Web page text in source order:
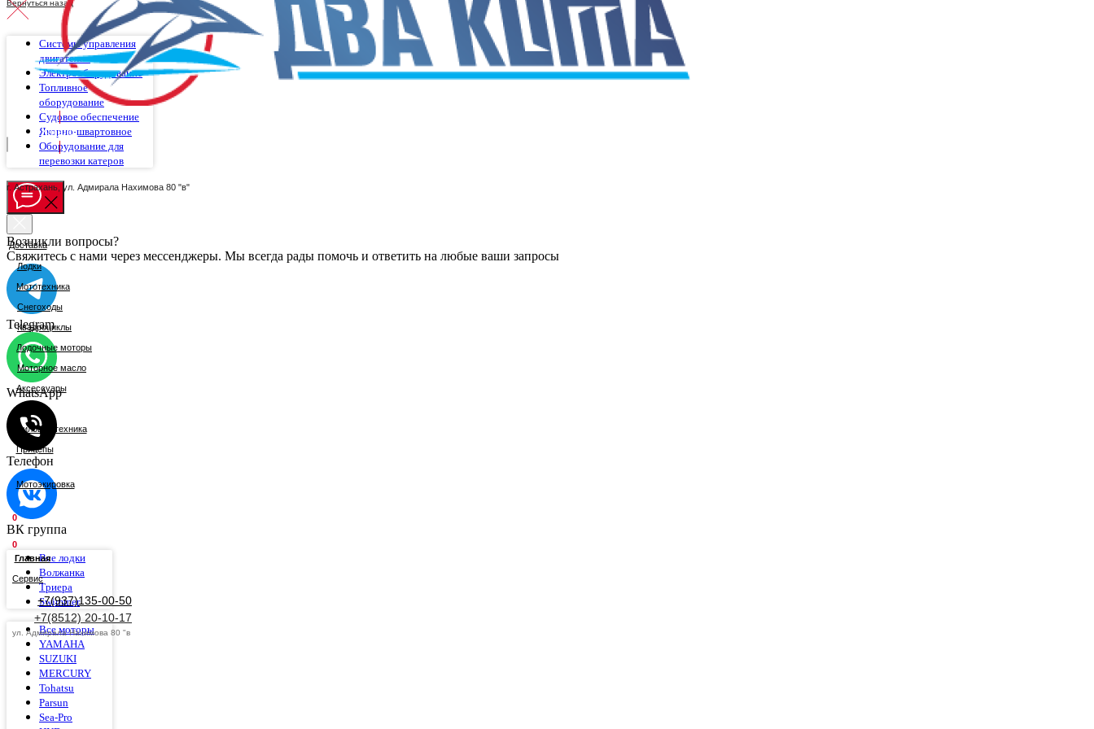
Каталог
г. Астрахань, ул. Адмирала Нахимова 80 "в"
Доставка
Лодки
Мототехника
Снегоходы
Квадроциклы
Лодочные моторы
Моторное масло
Аксессуары
Тандыр
Силовая техника
Прицепы
Мотоэкировка
0
0
Главная
Сервис
+7(937)135-00-50
+7(8512) 20-10-17
ул. Адмирала Нахимова 80 "в
Вернуться назад
Системы управления
двигателем
Электрооборудование
Топливное
оборудование
Судовое обеспечение
Якорно-швартовное
Оборудование для
перевозки катеров
Возникли вопросы?
Свяжитесь с нами через мессенджеры. Мы всегда рады помочь и ответить на любые ваши запросы
Telegram
WhatsApp
Телефон
ВК группа
Все лодки
Волжанка
Триера
Swimmer
Все моторы
YAMAHA
SUZUKI
MERCURY
Tohatsu
Parsun
Sea-Pro